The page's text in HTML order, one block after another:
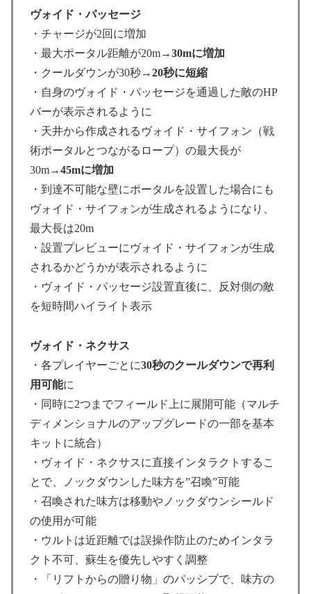
ヴォイド・パッセージ
・チャージが2回に増加
・最大ポータル距離が20m→30mに増加
・クールダウンが30秒→20秒に短縮
・自身のヴォイド・パッセージを通過した敵のHP
バーが表示されるように
・天井から作成されるヴォイド・サイフォン（戦
術ポータルとつながるロープ）の最大長が
30m→45mに増加
・到達不可能な壁にポータルを設置した場合にも
ヴォイド・サイフォンが生成されるようになり、
最大長は20m
・設置プレビューにヴォイド・サイフォンが生成
されるかどうかが表示されるように
・ヴォイド・パッセージ設置直後に、反対側の敵
を短時間ハイライト表示
ヴォイド・ネクサス
・各プレイヤーごとに30秒のクールダウンで再利
用可能に
・同時に2つまでフィールド上に展開可能（マルチ
ディメンショナルのアップグレードの一部を基本
キットに統合）
・ヴォイド・ネクサスに直接インタラクトするこ
とで、ノックダウンした味方を”召喚”可能
・召喚された味方は移動やノックダウンシールド
の使用が可能
・ウルトは近距離では誤操作防止のためインタラ
クト不可、蘇生を優先しやすく調整
・「リフトからの贈り物」のパッシブで、味方の